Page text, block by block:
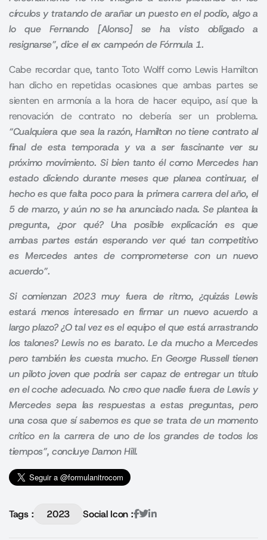
círculos y tratando de arañar un puesto en el podio, algo a
lo que Fernando [Alonso] se ha visto obligado a
resignarse”, dice el ex campeón de Fórmula 1.
Cabe recordar que, tanto Toto Wolff como Lewis Hamilton
han dicho en repetidas ocasiones que ambas partes se
sienten en armonía a la hora de hacer equipo, así que la
renovación de contrato no debería ser un problema.
“Cualquiera que sea la razón, Hamilton no tiene contrato al
final de esta temporada y va a ser fascinante ver su
próximo movimiento. Si bien tanto él como Mercedes han
estado diciendo durante meses que planea continuar, el
hecho es que falta poco para la primera carrera del año, el
5 de marzo, y aún no se ha anunciado nada. Se plantea la
pregunta, ¿por qué? Una posible explicación es que
ambas partes están esperando ver qué tan competitivo
es Mercedes antes de comprometerse con un nuevo
acuerdo”.
Si comienzan 2023 muy fuera de ritmo, ¿quizás Lewis
estará menos interesado en firmar un nuevo acuerdo a
largo plazo? ¿O tal vez es el equipo el que está arrastrando
los talones? Lewis no es barato. Le da mucho a Mercedes
pero también les cuesta mucho. En George Russell tienen
un piloto joven que podría ser capaz de entregar un título
en el coche adecuado. No creo que nadie fuera de Lewis y
Mercedes sepa las respuestas a estas preguntas, pero
una cosa que sí sabemos es que se trata de un momento
crítico en la carrera de uno de los grandes de todos los
tiempos”, concluye Damon Hill.
Tags : 2023 Social Icon :